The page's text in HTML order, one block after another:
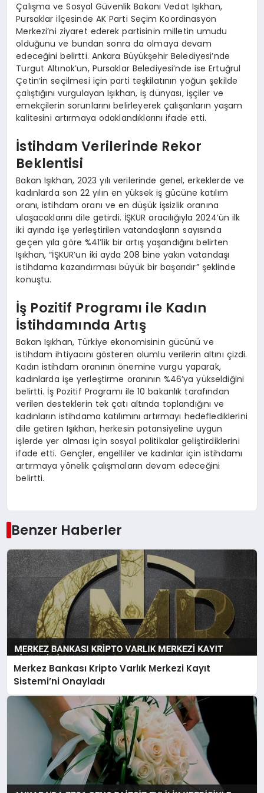
Çalışma ve Sosyal Güvenlik Bakanı Vedat Işıkhan,
Pursaklar ilçesinde AK Parti Seçim Koordinasyon
Merkezi’ni ziyaret ederek partisinin milletin umudu
olduğunu ve bundan sonra da olmaya devam
edeceğini belirtti. Ankara Büyükşehir Belediyesi’nde
Turgut Altınok’un, Pursaklar Belediyesi’nde ise Ertuğrul
Çetin’in seçilmesi için parti teşkilatının yoğun şekilde
çalıştığını vurgulayan Işıkhan, iş dünyası, işçiler ve
emekçilerin sorunlarını belirleyerek çalışanların yaşam
kalitesini artırmaya odaklandıklarını ifade etti.
İstihdam Verilerinde Rekor
Beklentisi
Bakan Işıkhan, 2023 yılı verilerinde genel, erkeklerde ve
kadınlarda son 22 yılın en yüksek iş gücüne katılım
oranı, istihdam oranı ve en düşük işsizlik oranına
ulaşacaklarını dile getirdi. İŞKUR aracılığıyla 2024’ün ilk
iki ayında işe yerleştirilen vatandaşların sayısında
geçen yıla göre %41’lik bir artış yaşandığını belirten
Işıkhan, “İŞKUR’un iki ayda 208 bine yakın vatandaşı
istihdama kazandırması büyük bir başarıdır” şeklinde
konuştu.
İş Pozitif Programı ile Kadın
İstihdamında Artış
Bakan Işıkhan, Türkiye ekonomisinin gücünü ve
istihdam ihtiyacını gösteren olumlu verilerin altını çizdi.
Kadın istihdam oranının önemine vurgu yaparak,
kadınlarda işe yerleştirme oranının %46’ya yükseldiğini
belirtti. İş Pozitif Programı ile 10 bakanlık tarafından
verilen desteklerin tek çatı altında toplandığını ve
kadınların istihdama katılımını artırmayı hedeflediklerini
dile getiren Işıkhan, herkesin potansiyeline uygun
işlerde yer alması için sosyal politikalar geliştirdiklerini
ifade etti. Gençler, engelliler ve kadınlar için istihdamı
artırmaya yönelik çalışmaların devam edeceğini
belirtti.
Benzer Haberler
Merkez Bankası Kripto Varlık Merkezi Kayıt
Sistemi’ni Onayladı